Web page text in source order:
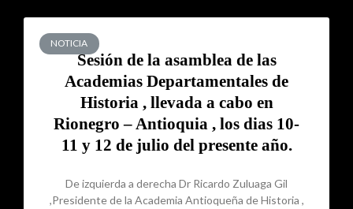
NOTICIA
Sesión de la asamblea de las
Academias Departamentales de
Historia , llevada a cabo en
Rionegro – Antioquia , los dias 10-
11 y 12 de julio del presente año.
De izquierda a derecha Dr Ricardo Zuluaga Gil
,Presidente de la Academia Antioqueña de Historia ,